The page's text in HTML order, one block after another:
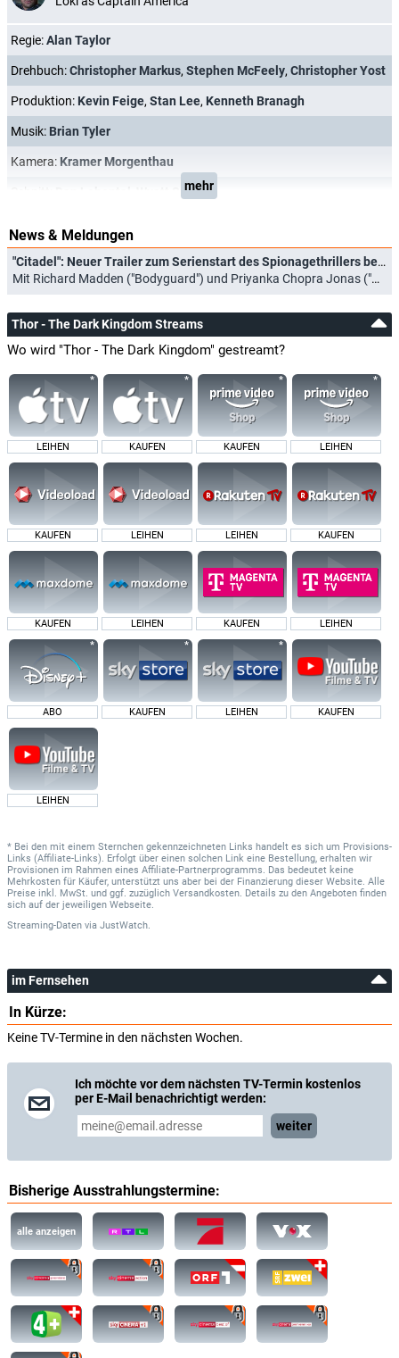
Regie:Alan Taylor
Drehbuch:Christopher Markus, Stephen McFeely, Christopher Yost
Produktion: Kevin Feige, Stan Lee, Kenneth Branagh
Musik: Brian Tyler
Kamera: Kramer Morgenthau
Wyatt Smith
mehr
News & Meldungen
"Citadel": Neuer Trailer zum Serienstart des Spionagethrillers bei Prime Video
Mit Richard Madden ("Bodyguard") und Priyanka Chopra Jonas ("Quantico") (31.03.2023)
Thor - The Dark Kingdom Streams
Wo wird "Thor - The Dark Kingdom" gestreamt?
LEIHEN KAUFEN KAUFEN LEIHEN
KAUFEN LEIHEN LEIHEN KAUFEN
KAUFEN LEIHEN KAUFEN LEIHEN
ABO KAUFEN LEIHEN KAUFEN
LEIHEN
* Bei den mit einem Sternchen gekennzeichneten Links handelt es sich um Provisions-
Links (Affiliate-Links). Erfolgt über einen solchen Link eine Bestellung, erhalten wir
Provisionen im Rahmen eines Affiliate-Partnerprogramms. Das bedeutet keine
Mehrkosten für Käufer, unterstützt uns aber bei der Finanzierung dieser Website. Alle
Preise inkl. MwSt. und ggf. zuzüglich Versandkosten. Details zu den Angeboten finden
sich auf der jeweiligen Webseite.
Streaming-Daten via JustWatch.
im Fernsehen
In Kürze:
Keine TV-Termine in den nächsten Wochen.
Ich möchte vor dem nächsten TV-Termin kostenlos
per E-Mail benachrichtigt werden:
weiter
Bisherige Ausstrahlungstermine:
alle anzeigen